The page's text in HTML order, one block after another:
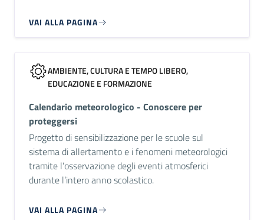
VAI ALLA PAGINA
AMBIENTE, CULTURA E TEMPO LIBERO,
EDUCAZIONE E FORMAZIONE
Calendario meteorologico - Conoscere per
proteggersi
Progetto di sensibilizzazione per le scuole sul
sistema di allertamento e i fenomeni meteorologici
tramite l’osservazione degli eventi atmosferici
durante l’intero anno scolastico.
VAI ALLA PAGINA